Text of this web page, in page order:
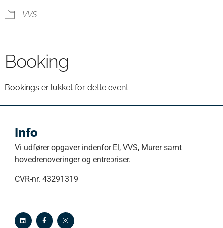
VVS
Booking
Bookings er lukket for dette event.
Info
Vi udfører opgaver indenfor El, VVS, Murer samt
hovedrenoveringer og entrepriser.
CVR-nr. 43291319